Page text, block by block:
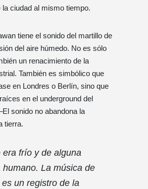
la ciudad al mismo tiempo.
tiene el sonido del martillo de
del aire húmedo. No es sólo
un renacimiento de la
También es simbólico que
en Londres o Berlín, sino que
en el underground del
sonido no abandona la
tierra.
era frío y de alguna
humano. La música de
un registro de la